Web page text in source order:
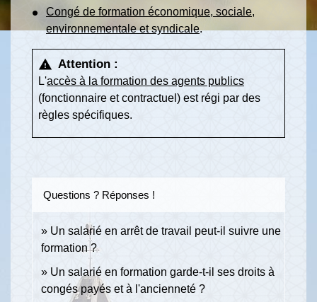
Congé de formation économique, sociale,
environnementale et syndicale.
warning Attention :
L'accès à la formation des agents publics
(fonctionnaire et contractuel) est régi par des
règles spécifiques.
Questions ? Réponses !
Un salarié en arrêt de travail peut-il suivre une
formation ?
Un salarié en formation garde-t-il ses droits à
congés payés et à l'ancienneté ?